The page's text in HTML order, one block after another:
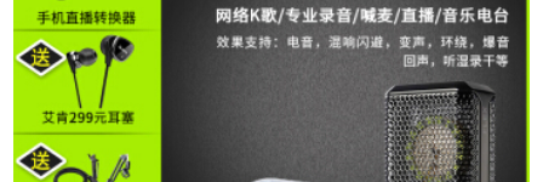
带帯セト